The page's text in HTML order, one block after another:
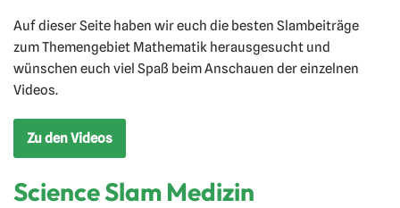
Auf dieser Seite haben wir euch die besten Slambeiträge
zum Themengebiet Mathematik herausgesucht und
wünschen euch viel Spaß beim Anschauen der einzelnen
Videos.
Zu den Videos
Science Slam Medizin